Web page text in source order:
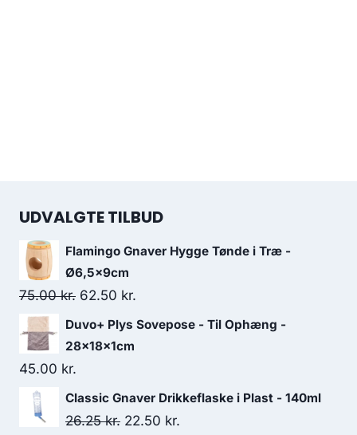
UDVALGTE TILBUD
Flamingo Gnaver Hygge Tønde i Træ -
Ø6,5x9cm
75.00kr. Den
oprindelige
pris
75.00 kr..
62.50 kr.
aktuelle
62.50 kr..
Duvo+ Plys Sovepose - Til Ophæng -
28x18x1cm
45.00 kr.
Classic Gnaver Drikkeflaske i Plast - 140ml
26.25kr. Den
22.50 kr.